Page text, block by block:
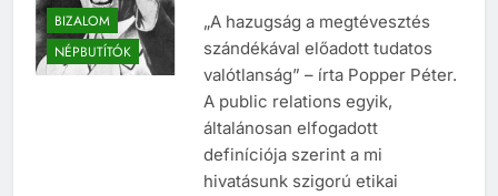
BIZALOM
NÉPBUTÍTÓK
„A hazugság a megtévesztés
szándékával előadott tudatos
valótlanság” – írta Popper Péter.
A public relations egyik,
általánosan elfogadott
definíciója szerint a mi
hivatásunk szigorú etikai